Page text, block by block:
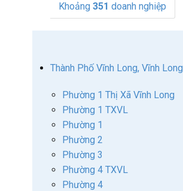
Khoảng 351 doanh nghiệp
Thành Phố Vĩnh Long, Vĩnh Long
Phường 1 Thị Xã Vĩnh Long
Phường 1 TXVL
Phường 1
Phường 2
Phường 3
Phường 4 TXVL
Phường 4